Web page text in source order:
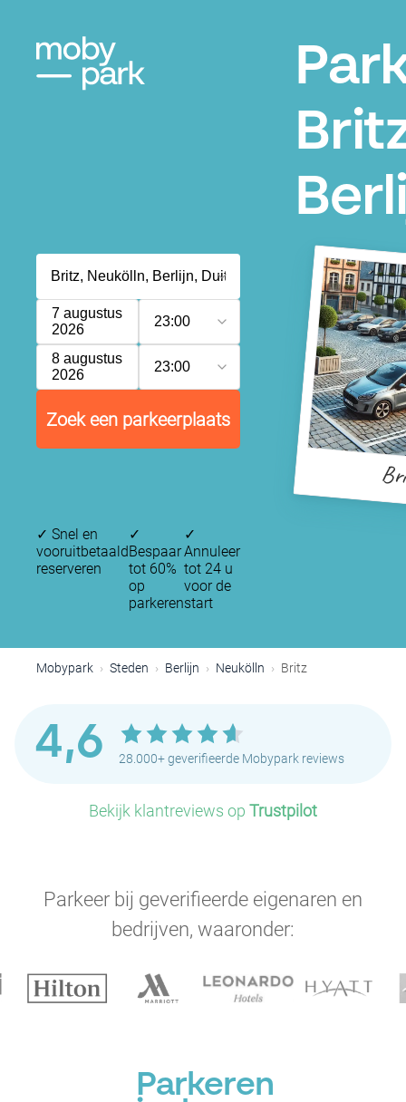
7 augustus
2026
23:00
8 augustus
2026
23:00
Zoek een parkeerplaats
✓ Snel en
vooruitbetaald
reserveren
✓
Bespaar
tot 60%
op
parkeren
✓
Annuleer
tot 24 u
voor de
start
Mobypark Steden Berlijn Neukölln Britz
4,6 28.000+ geverifieerde Mobypark reviews
Bekijk klantreviews op Trustpilot
Parkeer bij geverifieerde eigenaren en
bedrijven, waaronder:
Parkeren